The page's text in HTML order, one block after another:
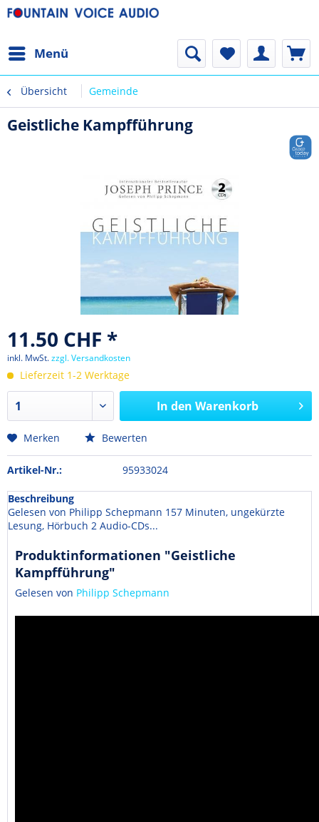
Menü
Übersicht Gemeinde
Geistliche Kampfführung
11.50 CHF *
inkl. MwSt.zzgl. Versandkosten
Lieferzeit 1-2 Werktage
In den Warenkorb
Merken Bewerten
Artikel-Nr.: 95933024
Beschreibung
Gelesen von Philipp Schepmann 157 Minuten, ungekürzte
Lesung, Hörbuch 2 Audio-CDs...
Produktinformationen "Geistliche
Kampfführung"
Gelesen von Philipp Schepmann